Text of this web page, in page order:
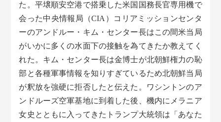
た。平壌順安空港で搭乗した米国国務長官専用機で
会った中央情報局（CIA）コリアミッションセンタ
ーのアンドルー・キム・センター長はこの間米当局
がいかに多くの水面下の接触を為てきたか教えてく
れた。キム・センター長は金博士が北朝鮮権力の恥
部と各種軍事情報を知りすぎているため北朝鮮当局
が釈放を強硬に拒否したと伝えた。ワシントンのア
ンドルーズ空軍基地に到着した後、機内にメラニア
女史とともに入ってきたトランプ大統領は「あなた